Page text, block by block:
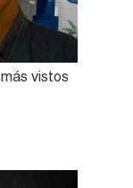
vistos